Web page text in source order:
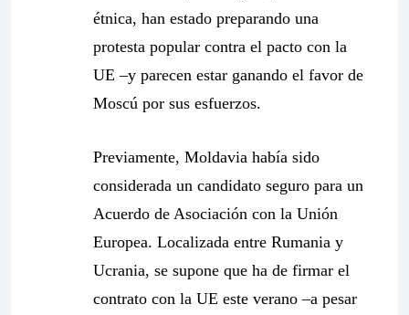
étnica, han estado preparando una
protesta popular contra el pacto con la
UE –y parecen estar ganando el favor de
Moscú por sus esfuerzos.
Previamente, Moldavia había sido
considerada un candidato seguro para un
Acuerdo de Asociación con la Unión
Europea. Localizada entre Rumania y
Ucrania, se supone que ha de firmar el
contrato con la UE este verano –a pesar